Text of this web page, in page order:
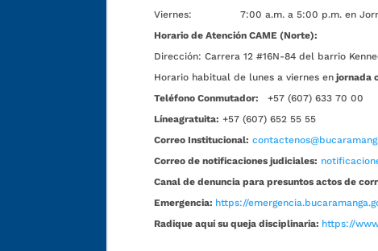
Viernes: 7:00 a.m. a 5:00 p.m. en
Horario de Atención CAME (Norte):
Dirección: Carrera 12 #16N-84 del barrio
Horario habitual de lunes a viernes en jornada
Teléfono Conmutador:
+57 (607) 633 70 00
Líneagratuita: +57 (607) 652 55 55
Correo Institucional:
Correo de notificaciones judiciales:
Canal de denuncia para presuntos actos de
Emergencia: https://
Radique aquí su queja disciplinaria: https://